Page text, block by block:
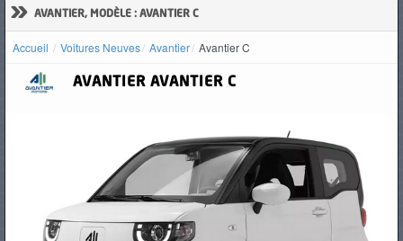
» AVANTIER, MODÈLE : AVANTIER C
Accueil Voitures Neuves Avantier Avantier C
AVANTIER AVANTIER C
D'OCCASION
PNEUS